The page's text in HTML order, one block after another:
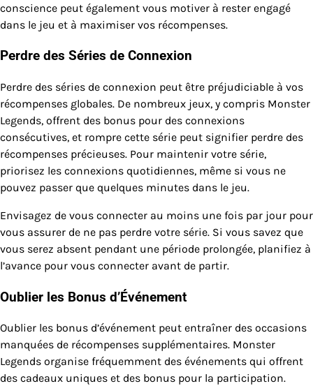
conscience peut également vous motiver à rester engagé
dans le jeu et à maximiser vos récompenses.
Perdre des Séries de Connexion
Perdre des séries de connexion peut être préjudiciable à vos
récompenses globales. De nombreux jeux, y compris Monster
Legends, offrent des bonus pour des connexions
consécutives, et rompre cette série peut signifier perdre des
récompenses précieuses. Pour maintenir votre série,
priorisez les connexions quotidiennes, même si vous ne
pouvez passer que quelques minutes dans le jeu.
Envisagez de vous connecter au moins une fois par jour pour
vous assurer de ne pas perdre votre série. Si vous savez que
vous serez absent pendant une période prolongée, planifiez à
l’avance pour vous connecter avant de partir.
Oublier les Bonus d’Événement
Oublier les bonus d’événement peut entraîner des occasions
manquées de récompenses supplémentaires. Monster
Legends organise fréquemment des événements qui offrent
des cadeaux uniques et des bonus pour la participation.